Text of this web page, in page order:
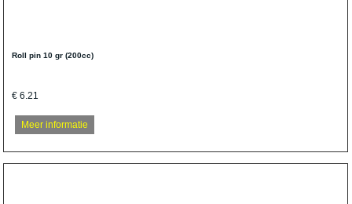
Roll pin 10 gr (200cc)
€ 6.21
Meer informatie